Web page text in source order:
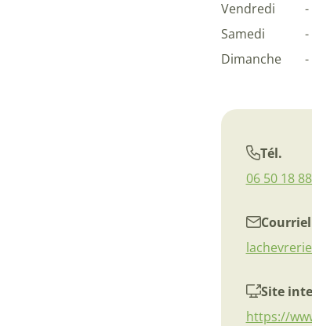
Vendredi
-
Samedi
-
Dimanche
-
Tél.
06 50 18
Courriel
Site
https://